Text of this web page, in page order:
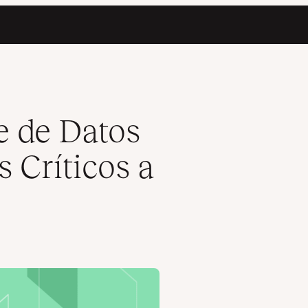
de Datos
Críticos a